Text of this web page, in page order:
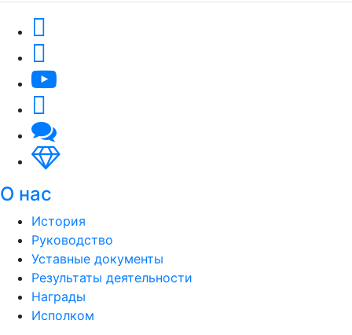
О нас
История
Руководство
Уставные документы
Результаты деятельности
Награды
Исполком